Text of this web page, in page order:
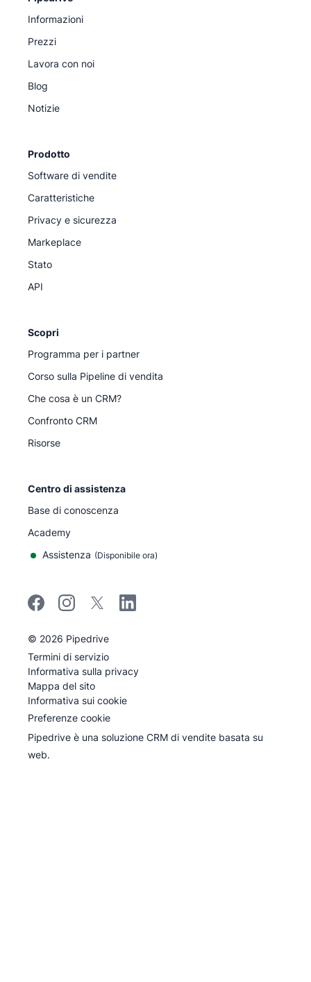
Informazioni
Prezzi
Lavora con noi
Blog
Notizie
Prodotto
Software di vendite
Caratteristiche
Privacy e sicurezza
Markeplace
Stato
API
Scopri
Programma per i partner
Corso sulla Pipeline di vendita
Che cosa è un CRM?
Confronto CRM
Risorse
Centro di assistenza
Base di conoscenza
Academy
Assistenza (Disponibile ora)
© 2026 Pipedrive
Pipedrive
Termini di servizio
Pipedrive
Informativa sulla privacy
Mappa del sito
Informativa sui cookie
Preferenze cookie
Pipedrive è una soluzione CRM di vendite basata su
web.